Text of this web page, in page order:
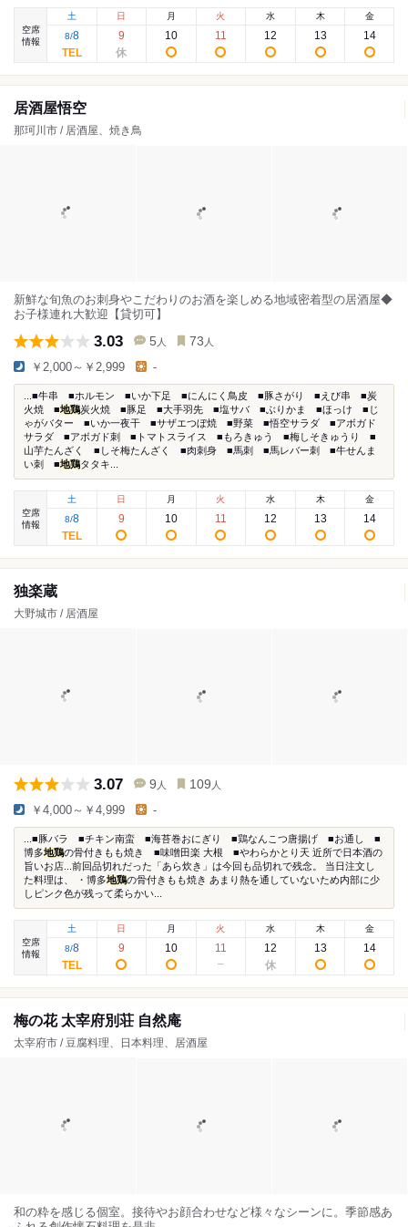
空席
情報
土
8/8
日
9
月
10
火
11
水
12
木
13
金
14
居酒屋悟空
那珂川市 / 居酒屋、焼き鳥
新鮮な旬魚のお刺身やこだわりのお酒を楽しめる地域密着型の居酒屋◆
お子様連れ大歓迎【貸切可】
3.03 5 人 73 人
￥2,000～￥2,999 -
...■牛串 ■ホルモン ■いか下足 ■にんにく鳥皮 ■豚さがり ■えび串 ■炭
火焼 ■地鶏炭火焼 ■豚足 ■大手羽先 ■塩サバ ■ぶりかま ■ほっけ ■じ
ゃがバター ■いか一夜干 ■サザエつぼ焼 ■野菜 ■悟空サラダ ■アボガド
サラダ ■アボガド刺 ■トマトスライス ■もろきゅう ■梅しそきゅうり ■
山芋たんざく ■しそ梅たんざく ■肉刺身 ■馬刺 ■馬レバー刺 ■牛せんま
い刺 ■地鶏タタキ...
空席
情報
土
8/8
日
9
月
10
火
11
水
12
木
13
金
14
独楽蔵
大野城市 / 居酒屋
3.07 9 人 109 人
￥4,000～￥4,999 -
...■豚バラ ■チキン南蛮 ■海苔巻おにぎり ■鶏なんこつ唐揚げ ■お通し ■
博多地鶏の骨付きもも焼き ■味噌田楽 大根 ■やわらかとり天 近所で日本酒の
旨いお店...前回品切れだった「あら炊き」は今回も品切れで残念。 当日注文し
た料理は、 ・博多地鶏の骨付きもも焼き あまり熱を通していないため内部に少
しピンク色が残って柔らかい...
空席
情報
土
8/8
日
9
月
10
火
11
水
12
木
13
金
14
梅の花 太宰府別荘 自然庵
太宰府市 / 豆腐料理、日本料理、居酒屋
和の粋を感じる個室。接待やお顔合わせなど様々なシーンに。季節感あ